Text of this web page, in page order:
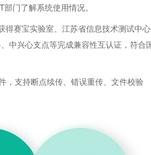
门了解系统使用情况。
得赛宝实验室、江苏省信息技术测试中心
中兴心支点等完成兼容性互认证，符合
，支持断点续传、错误重传、文件校验